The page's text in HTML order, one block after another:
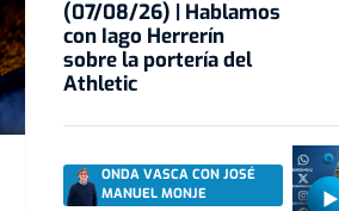
(07/08/26) | Hablamos
con Iago Herrerín
sobre la portería del
Athletic
ONDA VASCA CON JOSÉ
MANUEL MONJE